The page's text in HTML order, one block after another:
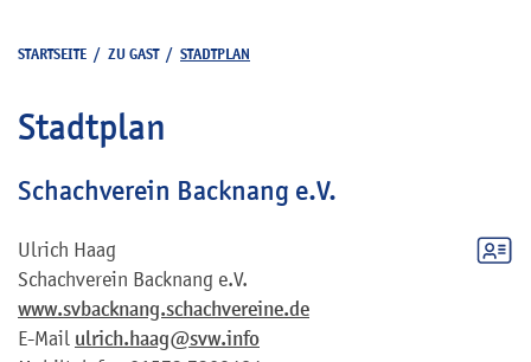
STARTSEITE / ZU GAST/ STADTPLAN
Stadtplan
Schachverein Backnang e.V.
Ulrich Haag
Schachverein Backnang e.V.
www.svbacknang.schachvereine.de
E-Mail ulrich.haag@svw.info